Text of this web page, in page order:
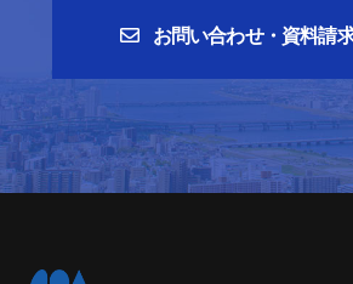
お問い合わせ・資料請